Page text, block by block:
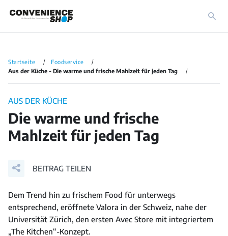
Startseite
Foodservice
Aus der Küche - Die warme und frische Mahlzeit für jeden Tag
AUS DER KÜCHE
Die warme und frische
Mahlzeit für jeden Tag
BEITRAG TEILEN
Dem Trend hin zu frischem Food für unterwegs
entsprechend, eröffnete Valora in der Schweiz, nahe der
Universität Zürich, den ersten Avec Store mit integriertem
„The Kitchen“-Konzept.